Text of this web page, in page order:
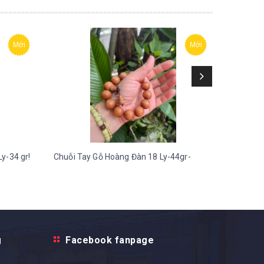
Mới
34 gr!
Mới
Chuỗi Tay Gỗ Hoàng Đàn 18 Ly-44gr-
Facebook fanpage